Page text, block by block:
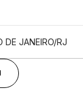
DE JANEIRO/RJ